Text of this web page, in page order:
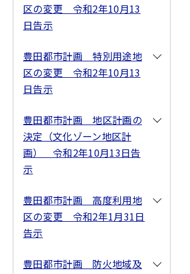
区の変更 令和2年10月13
日告示
豊田都市計画 特別用途地
区の変更 令和2年10月13
日告示
豊田都市計画 地区計画の
決定（文化ゾーン地区計
画） 令和2年10月13日告
示
豊田都市計画 高度利用地
区の変更 令和2年1月31日
告示
豊田都市計画 防火地域及